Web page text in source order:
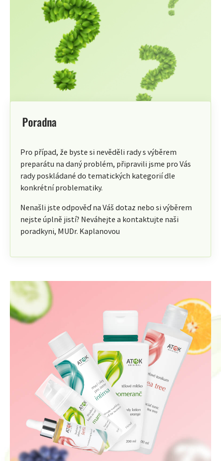
Poradna
Pro případ, že byste si nevěděli rady s výběrem
preparátu na daný problém, připravili jsme pro Vás
rady poskládané do tematických kategorií dle
konkrétní problematiky.
Nenašli jste odpověď na Váš dotaz nebo si výběrem
nejste úplně jistí? Neváhejte a kontaktujte naši
poradkyni, MUDr. Kaplanovou